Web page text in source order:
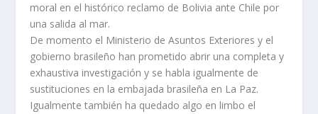
moral en el histórico reclamo de Bolivia ante Chile por
una salida al mar.
De momento el Ministerio de Asuntos Exteriores y el
gobierno brasileño han prometido abrir una completa y
exhaustiva investigación y se habla igualmente de
sustituciones en la embajada brasileña en La Paz.
Igualmente también ha quedado algo en limbo el